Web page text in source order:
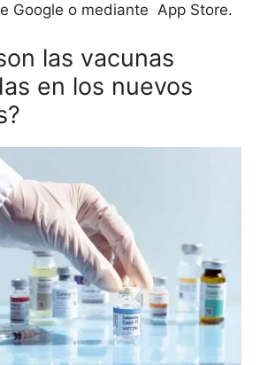
Google o mediante App Store.
las vacunas
en los nuevos